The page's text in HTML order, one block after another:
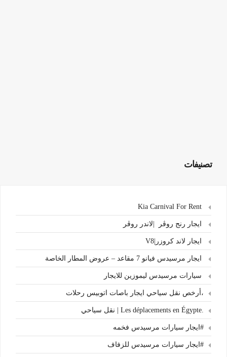
تصنيفات
ايجار رنج روڤر |لاندر روڤر
ايجار لاند كروزر|V8
ايجار مرسيدس فيانو 7 مقاعد – عروض المطار الخاصة
سيارات مرسيدس ليموزين للايجار
،أرخص نقل سياحي ايجار باصات اتوبيس رحلات
.Les déplacements en Égypte | نقل سياحي
#ايجار سيارات مرسيدس فخمه
#ايجار سيارات مرسيدس للزفاف